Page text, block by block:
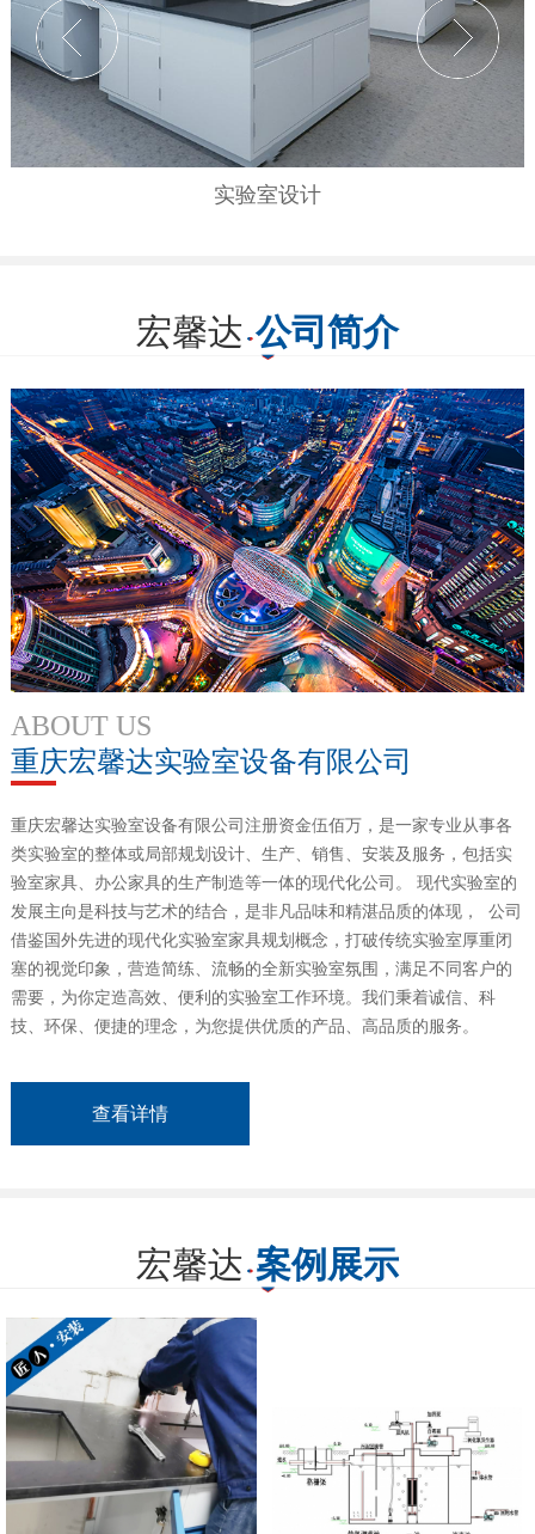
宏馨达 公司简介
ABOUT US
重庆宏馨达实验室设备有限公司
重庆宏馨达实验室设备有限公司注册资金伍佰万，是一家专业从事各
类实验室的整体或局部规划设计、生产、销售、安装及服务，包括实
验室家具、办公家具的生产制造等一体的现代化公司。 现代实验室的
发展主向是科技与艺术的结合，是非凡品味和精湛品质的体现， 公司
借鉴国外先进的现代化实验室家具规划概念，打破传统实验室厚重闭
塞的视觉印象，营造简练、流畅的全新实验室氛围，满足不同客户的
需要，为你定造高效、便利的实验室工作环境。我们秉着诚信、科
技、环保、便捷的理念，为您提供优质的产品、高品质的服务。
查看详情
宏馨达 案例展示